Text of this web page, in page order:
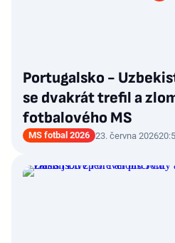
Portugalsko -
se dvakrát trefil a
fotbalového MS
MS fotbal 2026 23. června 2026